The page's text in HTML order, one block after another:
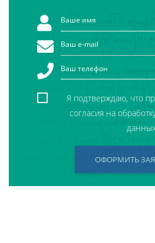
Я подтверждаю, что
согласия на
ОФОРМИТЬ